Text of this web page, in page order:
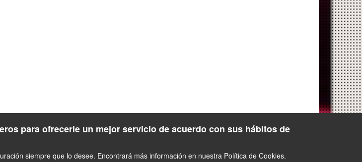
para ofrecerle un mejor servicio de acuerdo con sus hábitos de
siempre que lo desee. Encontrará más información en nuestra Política de Cookies.